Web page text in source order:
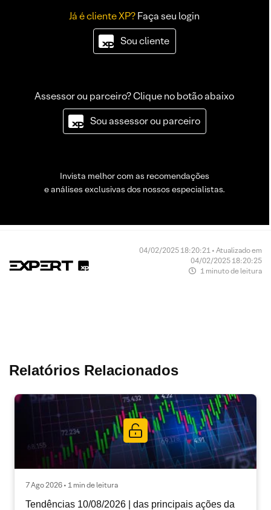
Já é cliente XP?Faça seu login
Sou cliente
Assessor ou parceiro? Clique no botão abaixo
Sou assessor ou parceiro
Invista melhor com as recomendações
e análises exclusivas dos nossos especialistas.
04/02/2025 18:20:21 • Atualizado em
04/02/2025 18:20:25
1 minuto de leitura
Relatórios Relacionados
7 Ago 2026 • 1 min de leitura
Tendências 10/08/2026 | das principais ações da